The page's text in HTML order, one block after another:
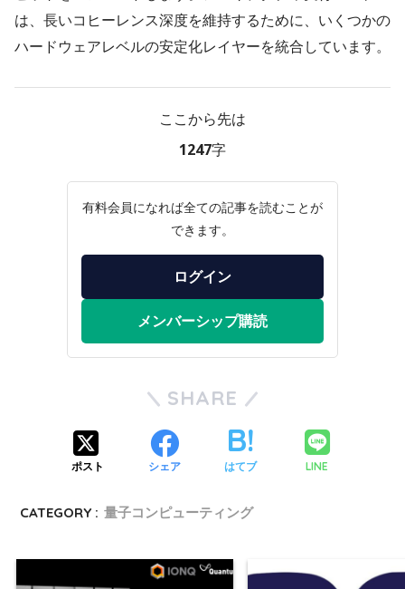
は、長いコヒーレンス深度を維持するために、いくつかの
ハードウェアレベルの安定化レイヤーを統合しています。
ここから先は
1247字
有料会員になれば全ての記事を読むことが
できます。
ログイン
メンバーシップ購読
SHARE
ポスト シェア はてブ LINE
CATEGORY : 量子コンピューティング